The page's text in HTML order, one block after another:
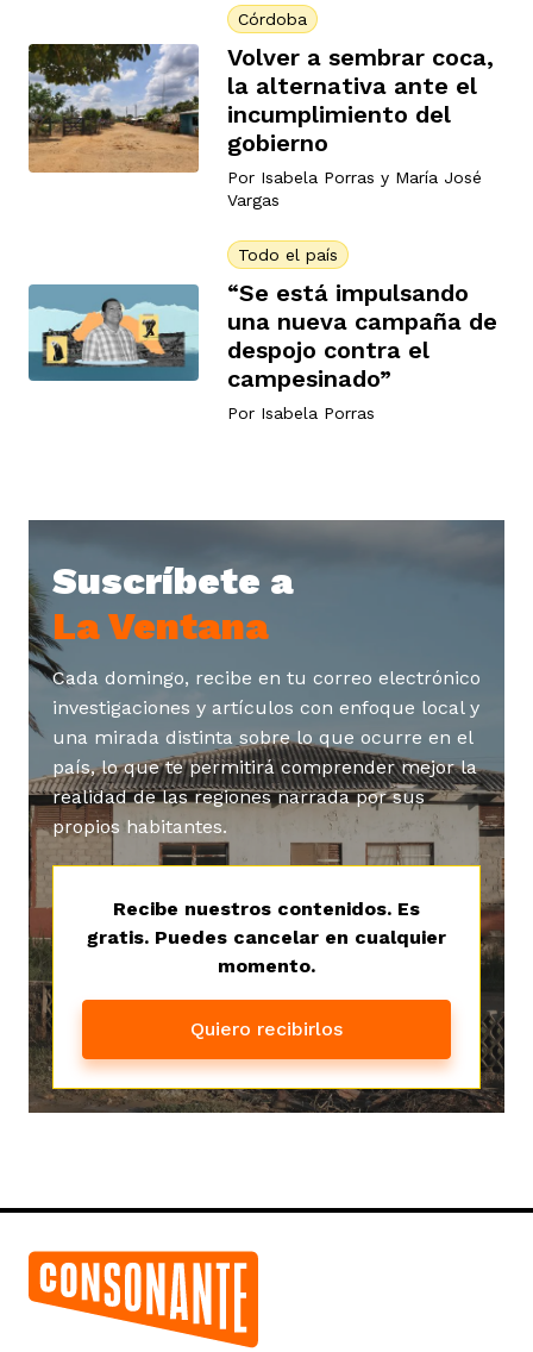
Córdoba
Volver a sembrar coca,
la alternativa ante el
incumplimiento del
gobierno
Por Isabela Porras y María José
Vargas
Todo el país
“Se está impulsando
una nueva campaña de
despojo contra el
campesinado”
Por Isabela Porras
Suscríbete a
La Ventana
Cada domingo, recibe en tu correo electrónico
investigaciones y artículos con enfoque local y
una mirada distinta sobre lo que ocurre en el
país, lo que te permitirá comprender mejor la
realidad de las regiones narrada por sus
propios habitantes.
Recibe nuestros contenidos. Es
gratis. Puedes cancelar en cualquier
momento.
Quiero recibirlos